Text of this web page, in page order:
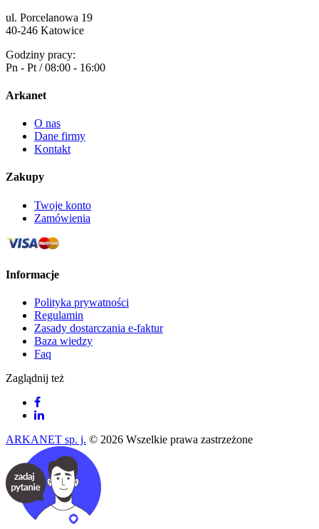
ul. Porcelanowa 19
40-246 Katowice
Godziny pracy:
Pn - Pt / 08:00 - 16:00
Arkanet
O nas
Dane firmy
Kontakt
Zakupy
Twoje konto
Zamówienia
Informacje
Polityka prywatności
Regulamin
Zasady dostarczania e-faktur
Baza wiedzy
Faq
Zaglądnij też
ARKANET sp. j. © 2026 Wszelkie prawa zastrzeżone